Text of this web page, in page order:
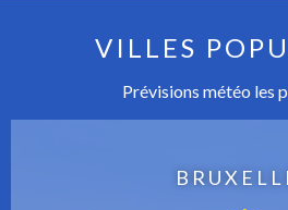
VILLES
Prévisions météo les